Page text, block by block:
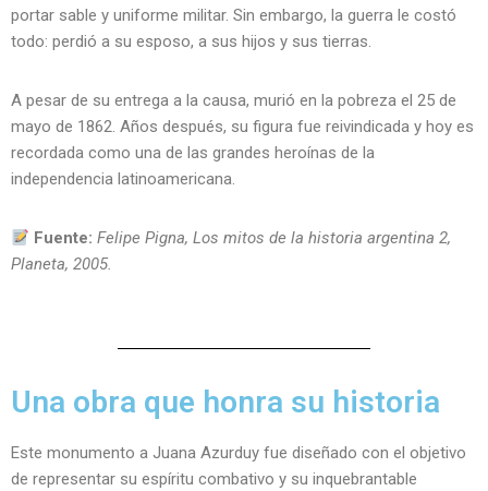
portar sable y uniforme militar. Sin embargo, la guerra le costó
todo: perdió a su esposo, a sus hijos y sus tierras.
A pesar de su entrega a la causa, murió en la pobreza el 25 de
mayo de 1862. Años después, su figura fue reivindicada y hoy es
recordada como una de las grandes heroínas de la
independencia latinoamericana.
Fuente: Felipe Pigna, Los mitos de la historia argentina 2,
Planeta, 2005.
Una obra que honra su historia
Este monumento a Juana Azurduy fue diseñado con el objetivo
de representar su espíritu combativo y su inquebrantable